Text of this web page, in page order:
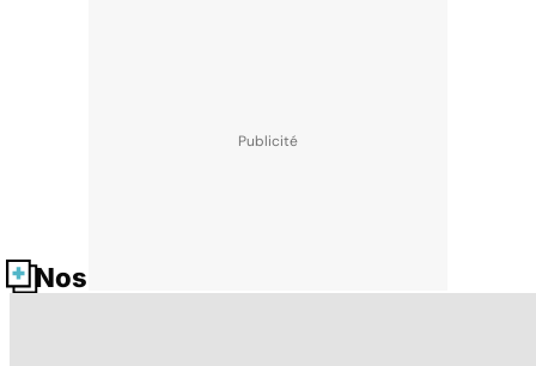
Nos fiches santé